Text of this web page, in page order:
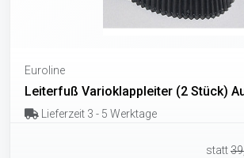
Euroline
Leiterfuß Varioklappleiter (2 Stück)
Lieferzeit 3 - 5 Werktage
statt